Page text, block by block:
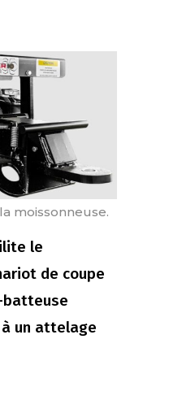
moissonneuse.
le
de coupe
batteuse
un attelage